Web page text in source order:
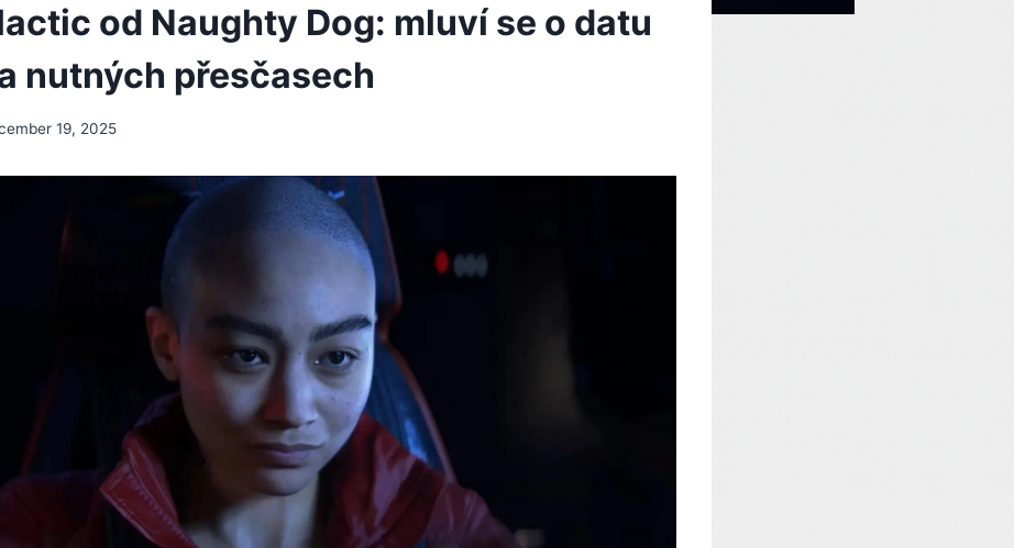
od Naughty Dog: mluví se o datu
nutných přesčasech
19, 2025